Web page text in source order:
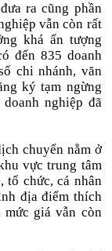
ra cũng phần
vẫn còn rất
khá ấn tượng
đến 835 doanh
chi nhánh, văn
ký tạm ngừng
nghiệp đã
chuyển nằm ở
vực trung tâm
tổ chức, cá nhân
địa điểm thích
giá vẫn còn